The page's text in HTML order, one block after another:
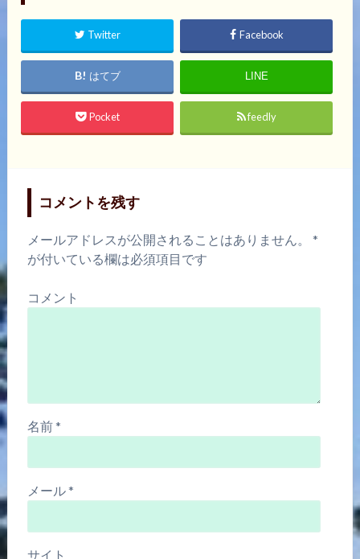
Twitter Facebook
はてブ LINE
Pocket feedly
コメントを残す
メールアドレスが公開されることはありません。
*
が付いている欄は必須項目です
コメント
名前*
メール*
サイト